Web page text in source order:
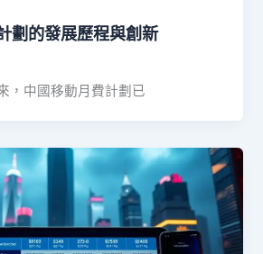
劃的發展歷程與創新
，中國移動月費計劃已